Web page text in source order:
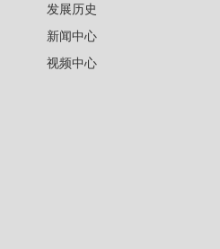
发展历史
新闻中心
视频中心